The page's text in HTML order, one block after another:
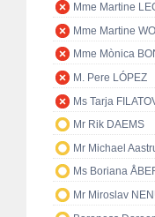
Mme Martine
Mme Martine
Mme Mònica
M. Pere LÓPEZ
Ms Tarja
Mr Rik DAEMS
Mr Michael
Ms Boriana
Mr Miroslav